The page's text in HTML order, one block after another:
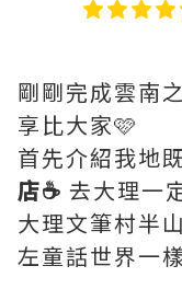
剛剛完成雲南
享比大家🩷
首先介紹我地
店☕ 去大理一
大理文筆村半
左童話世界一